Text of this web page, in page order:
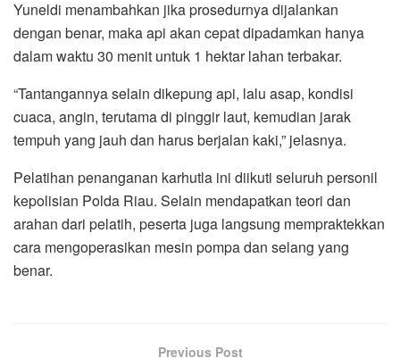
Yuneldi menambahkan jika prosedurnya dijalankan
dengan benar, maka api akan cepat dipadamkan hanya
dalam waktu 30 menit untuk 1 hektar lahan terbakar.
“Tantangannya selain dikepung api, lalu asap, kondisi
cuaca, angin, terutama di pinggir laut, kemudian jarak
tempuh yang jauh dan harus berjalan kaki,” jelasnya.
Pelatihan penanganan karhutla ini diikuti seluruh personil
kepolisian Polda Riau. Selain mendapatkan teori dan
arahan dari pelatih, peserta juga langsung mempraktekkan
cara mengoperasikan mesin pompa dan selang yang
benar.
Previous Post